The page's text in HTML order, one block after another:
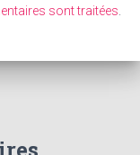
sont traitées